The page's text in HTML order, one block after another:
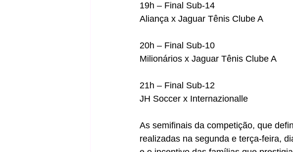
19h – Final Sub-14
Aliança x Jaguar Tênis Clube A
20h – Final Sub-10
Milionários x Jaguar Tênis Clube A
21h – Final Sub-12
JH Soccer x Internazionalle
As semifinais da competição, que
realizadas na segunda e terça-feira,